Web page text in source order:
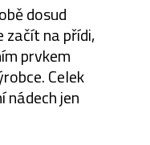
dosud
začít na přídi,
prvkem
Celek
jen